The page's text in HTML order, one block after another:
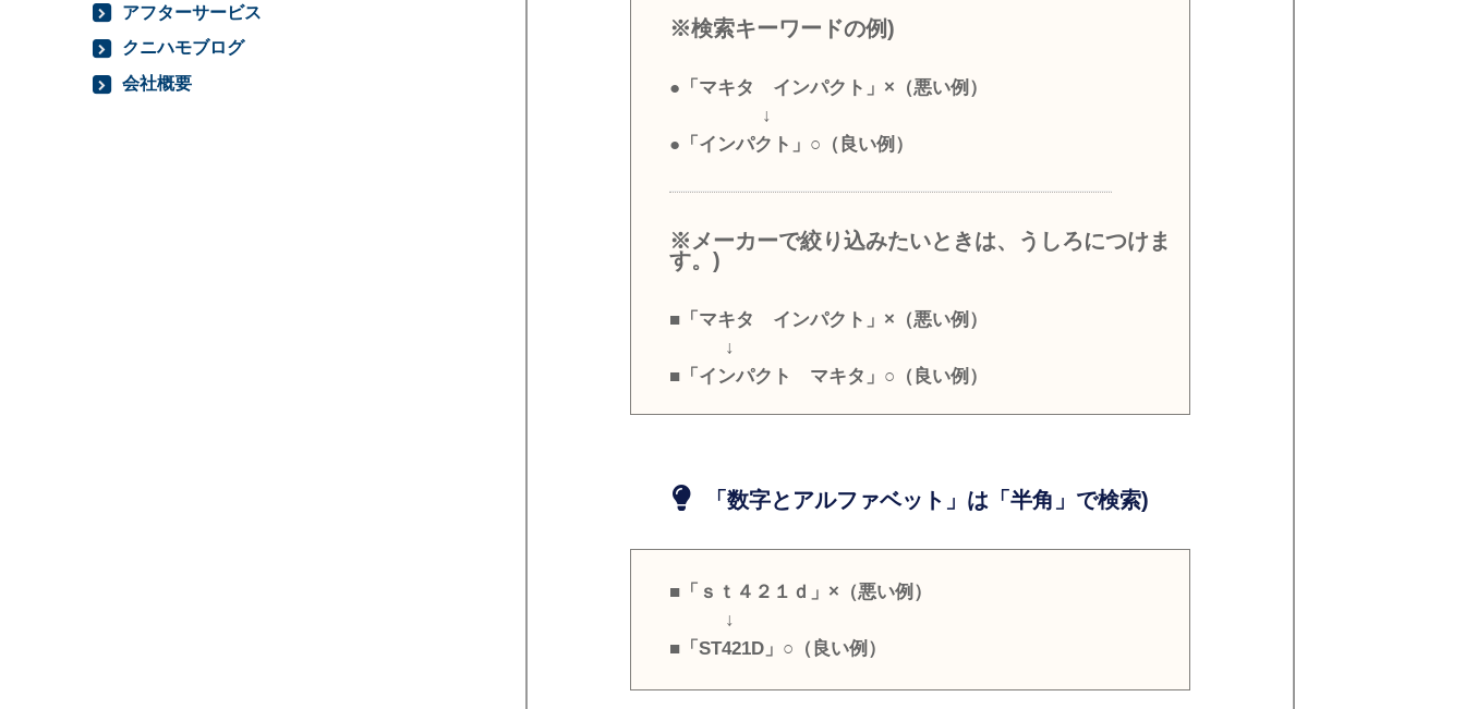
※検索キーワードの例)
●「マキタ インパクト」×（悪い例）
↓
●「インパクト」○（良い例）
※メーカーで絞り込みたいときは、うしろにつけま
す。)
■「マキタ インパクト」×（悪い例）
↓
■「インパクト マキタ」○（良い例）
「数字とアルファベット」は「半角」で検索)
■「ｓｔ４２１ｄ」×（悪い例）
↓
■「ST421D」○（良い例）
アフターサービス
クニハモブログ
会社概要